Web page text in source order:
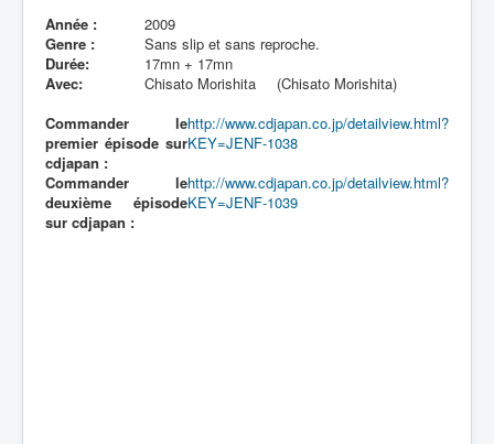
Année :
2009
Genre :
Sans slip et sans reproche.
Durée:
17mn + 17mn
Avec:
Chisato Morishita
(Chisato Morishita)
Commander le
premier épisode sur
cdjapan :
http://www.cdjapan.co.jp/detailview.html?
KEY=JENF-1038
Commander le
deuxième épisode
sur cdjapan :
http://www.cdjapan.co.jp/detailview.html?
KEY=JENF-1039